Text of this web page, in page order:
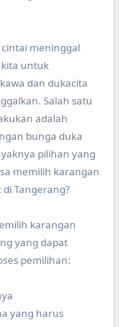
meninggal
untuk
dan dukacita
Salah satu
adalah
bunga duka
pilihan yang
memilih karangan
Tangerang?
karangan
yang dapat
pemilihan:
yang harus